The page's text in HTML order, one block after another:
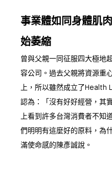
事業體如同身體肌
始萎縮
曾與父親一同征服四大極地
容公司。過去父親將資源重
上，所以雖然成立了Health
認為：「沒有好好經營，其
上看到許多台灣消費者不知
們明明有這麼好的原料，為
滿使命感的陳彥誠說。